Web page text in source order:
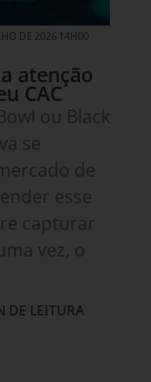
DE 2026 14H00
atenção
CAC
ou Black
se
de
esse
capturar
vez, o
DE LEITURA